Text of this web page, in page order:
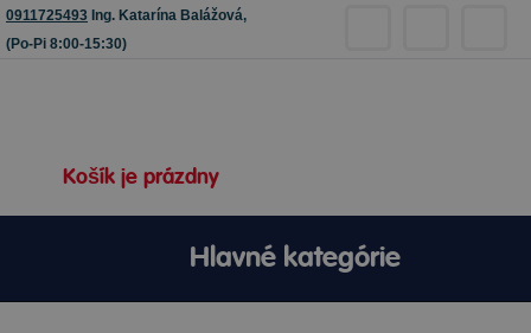
0911725493 Ing. Katarína Balážová,
(Po-Pi 8:00-15:30)
Košík je prázdny
Hlavné kategórie